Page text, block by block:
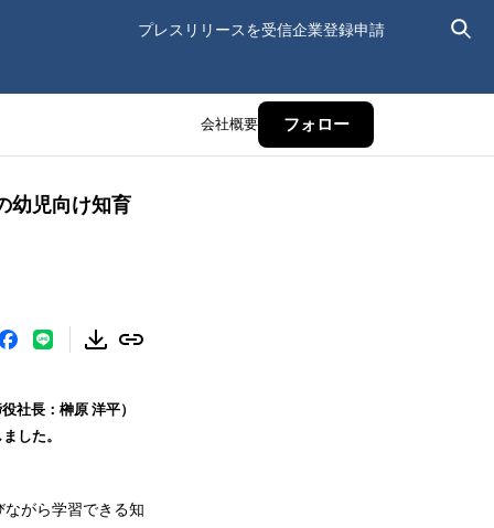
プレスリリースを受信企業登録申請
会社概要 フォロー
幼児向け知育
社長：榊原 洋平）
した。
がら学習できる知